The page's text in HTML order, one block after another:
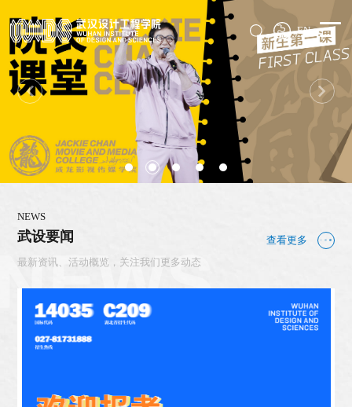
EN
NEWS
武设要闻
最新资讯、活动概览，关注我们更多动态
查看更多